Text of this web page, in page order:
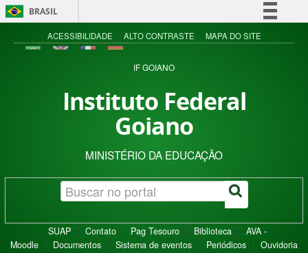
BRASIL
Simplifique!
Acesso à informação
ACESSIBILIDADE ALTO CONTRASTE MAPA DO SITE
IF GOIANO
Instituto Federal
Goiano
MINISTÉRIO DA EDUCAÇÃO
SUAP Contato Pag Tesouro Biblioteca
AVA -
Moodle
Documentos Sistema de eventos Periódicos Ouvidoria